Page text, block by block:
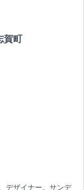
賀町
デザイナー。サンデ